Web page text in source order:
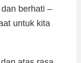
berhati –
untuk kita